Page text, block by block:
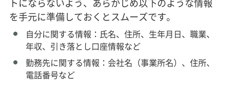
を手元に準備しておくとスムーズです。
自分に関する情報：氏名、住所、生年月日、職業、
年収、引き落とし口座情報など
勤務先に関する情報：会社名（事業所名）、住所、
電話番号など